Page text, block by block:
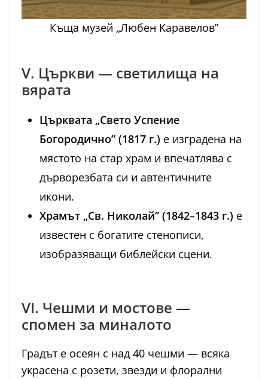
Къща музей „Любен Каравелов”
V. Църкви — светилища на
вярата
Църквата „Свето Успение
Богородично” (1817 г.) е изградена на
мястото на стар храм и впечатлява с
дърворезбата си и автентичните
икони.
Храмът „Св. Николай” (1842–1843 г.) е
известен с богатите стенописи,
изобразяващи библейски сцени.
VI. Чешми и мостове —
спомен за миналото
Градът е осеян с над 40 чешми — всяка
украсена с розети, звезди и флорални